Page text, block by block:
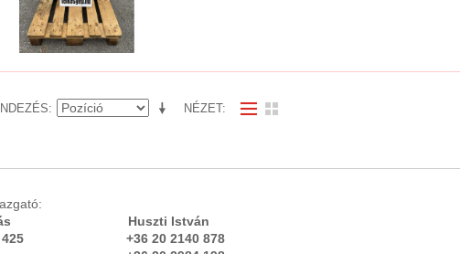
NÉZET
igazgató:
Huszti István
20 2140 878